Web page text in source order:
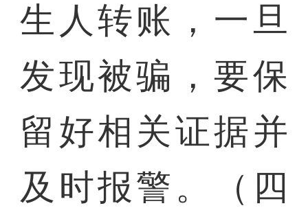
生人转账，一旦
发现被骗，要保
留好相关证据并
及时报警。（四